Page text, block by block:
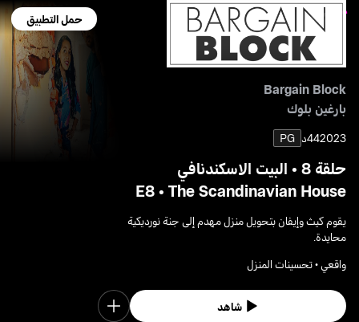
حمل التطبيق
Bargain Block
بارغين بلوك
202344د PG
حلقة 8 • البيت الاسكندنافي
E8 • The Scandinavian House
يقوم كيث وإيفان بتحويل منزل مهدم إلى جنة نورديكية
محايدة.
واقعي • تحسينات المنزل
شاهد